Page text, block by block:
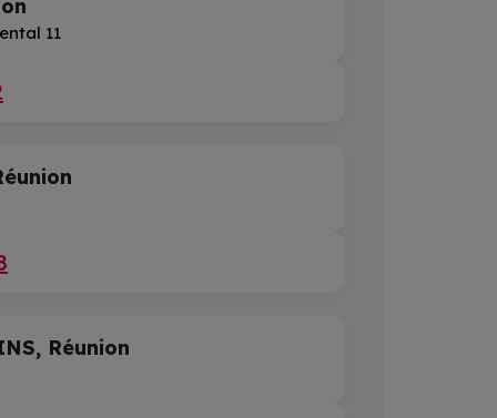
11
Réunion